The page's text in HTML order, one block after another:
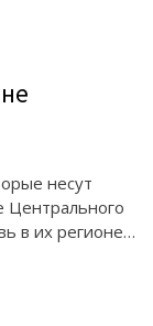
несут
Центрального
в их регионе…